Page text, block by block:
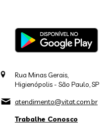
Rua Minas Gerais,
Higienópolis - São Paulo, SP
atendimento@vitat.com.br
Trabalhe Conosco